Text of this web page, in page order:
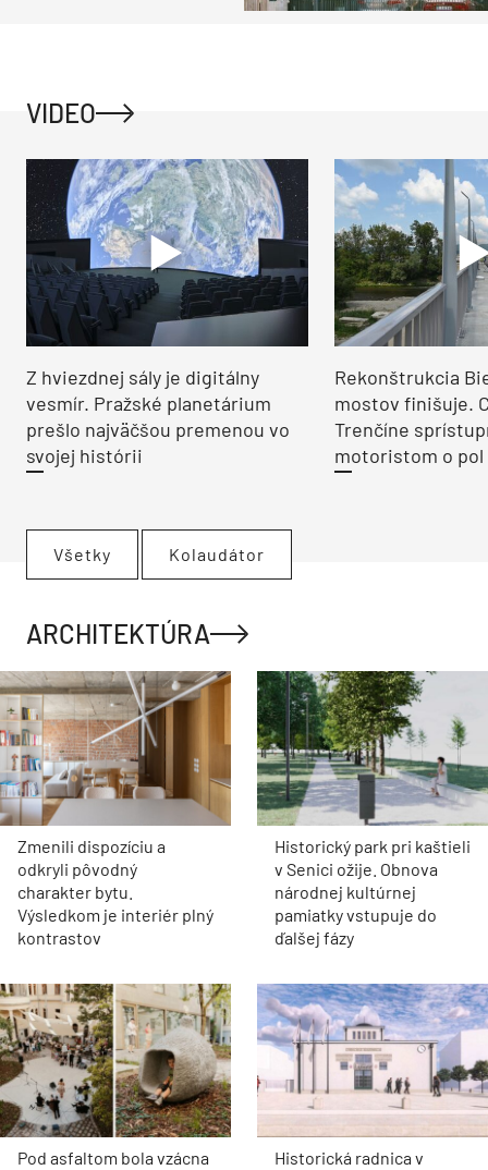
VIDEO
Z hviezdnej sály je digitálny
vesmír. Pražské planetárium
prešlo najväčšou premenou vo
svojej histórii
Rekonštrukcia
mostov finišuje.
Trenčíne
motoristom o pol
Všetky Kolaudátor
ARCHITEKTÚRA
Zmenili dispozíciu a
odkryli pôvodný
charakter bytu.
Výsledkom je interiér plný
kontrastov
Historický park pri kaštieli
v Senici ožije. Obnova
národnej kultúrnej
pamiatky vstupuje do
ďalšej fázy
Pod asfaltom bola vzácna Historická radnica v